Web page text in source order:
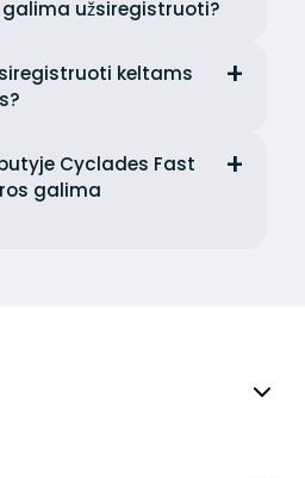
galima užsiregistruoti?
keltams
Cyclades Fast
galima